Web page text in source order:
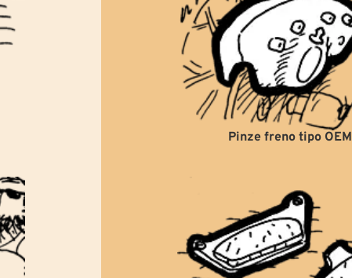
Pinze freno tipo OEM